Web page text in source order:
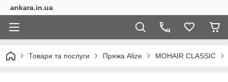
ankara.in.ua
Товари та послуги Пряжа Alize MOHAIR CLASSIC